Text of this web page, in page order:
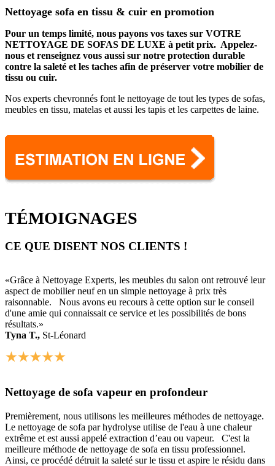
Nettoyage sofa en tissu & cuir en promotion
Pour un temps limité, nous payons vos taxes sur VOTRE
NETTOYAGE DE SOFAS DE LUXE à petit prix. Appelez-
nous et renseignez vous aussi sur notre protection durable
contre la saleté et les taches afin de préserver votre mobilier de
tissu ou cuir.
Nos experts chevronnés font le nettoyage de tout les types de sofas,
meubles en tissu, matelas et aussi les tapis et les carpettes de laine.
TÉMOIGNAGES
CE QUE DISENT NOS CLIENTS !
«Grâce à Nettoyage Experts, les meubles du salon ont retrouvé leur
aspect de mobilier neuf en un simple nettoyage à prix très
raisonnable. Nous avons eu recours à cette option sur le conseil
d'une amie qui connaissait ce service et les possibilités de bons
résultats.»
Tyna T., St-Léonard
Nettoyage de sofa vapeur en profondeur
Premièrement, nous utilisons les meilleures méthodes de nettoyage.
Le nettoyage de sofa par hydrolyse utilise de l'eau à une chaleur
extrême et est aussi appelé extraction d’eau ou vapeur. C'est la
meilleure méthode de nettoyage de sofa en tissu professionnel.
Ainsi, ce procédé détruit la saleté sur le tissu et aspire le résidu dans